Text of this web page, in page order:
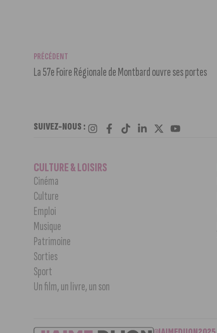
PRÉCÉDENT
La 57e Foire Régionale de Montbard ouvre ses portes
SUIVEZ-NOUS :
CULTURE & LOISIRS
Cinéma
Culture
Emploi
Musique
Patrimoine
Sorties
Sport
Un film, un livre, un son